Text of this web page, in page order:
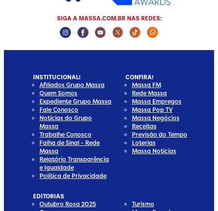
SIGA A MASSA.COM.BR NAS REDES:
Instagram Social Media
Facebook Social Media
Youtube Social Media
Twitter Social Media
Tiktok Social Media
Whatsapp
INSTITUCIONAL!
Afiliados Grupo Massa
Quem Somos
Expediente Grupo Massa
Fale Conosco
Notícias do Grupo
Massa
Trabalhe Conosco
Falha de Sinal - Rede
Massa
Relatório Transparência
e Igualdade
Política de Privacidade
CONFIRA!
Massa FM
Rede Massa
Massa Empregos
Massa Pop TV
Massa Negócios
Receitas
Previsão do Tempo
Loterias
Massa Notícias
EDITORIAS
Outubro Rosa 2025
Turismo